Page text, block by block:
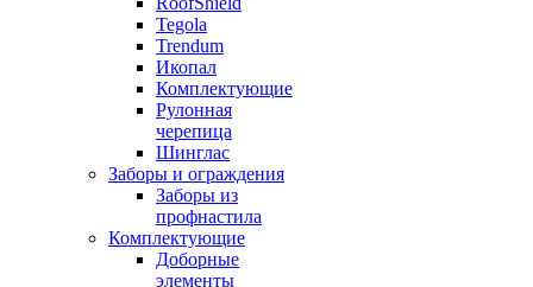
Tegola
Trendum
Икопал
Комплектующие
Рулонная
черепица
Шинглас
Заборы и ограждения
Заборы из
профнастила
Комплектующие
Доборные
элементы